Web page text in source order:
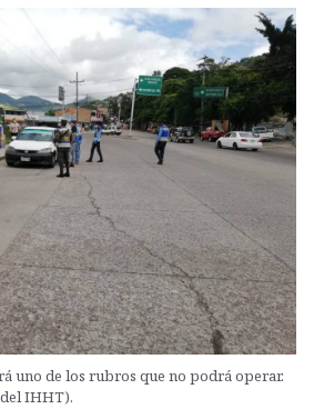
uno de los rubros que no podrá operar.
IHHT).